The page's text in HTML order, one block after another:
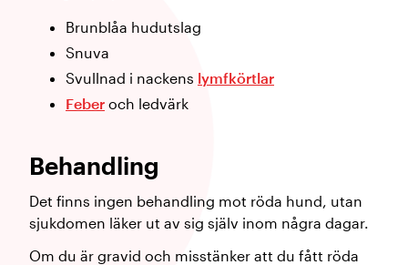
Brunblåa hudutslag
Snuva
Svullnad i nackens lymfkörtlar
Feber och ledvärk
Behandling
Det finns ingen behandling mot röda hund, utan
sjukdomen läker ut av sig själv inom några dagar.
Om du är gravid och misstänker att du fått röda